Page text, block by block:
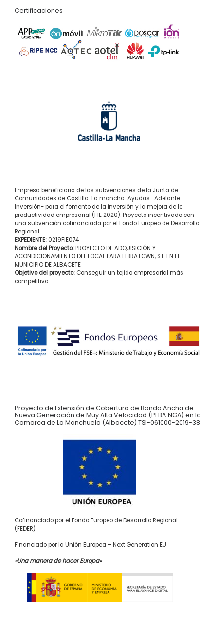
Certificaciones
Empresa beneficiaria de las subvenciones de la Junta de
Comunidades de Castilla-La mancha: Ayudas -Adelante
Inversión- para el fomento de la inversión y la mejora de la
productividad empresarial (FIE 2020). Proyecto incentivado con
una subvención cofinanciada por el Fondo Europeo de Desarrollo
Regional.
EXPEDIENTE: 0219FIE074
Nombre del Proyecto:PROYECTO DE ADQUISICIÓN Y
ACONDICIONAMIENTO DEL LOCAL PARA FIBRATOWN, S.L. EN EL
MUNICIPIO DE ALBACETE
Objetivo del proyecto:Conseguir un tejido empresarial más
competitivo.
Proyecto de Extensión de Cobertura de Banda Ancha de
Nueva Generación de Muy Alta Velocidad (PEBA NGA) en la
Comarca de La Manchuela (Albacete) TSI-061000-2019-38
Cofinanciado por el Fondo Europeo de Desarrollo Regional
(FEDER)
Financiado por la Unión Europea – Next Generation EU
«Una manera de hacer Europa»